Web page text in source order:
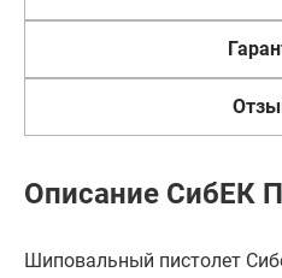
Описание СибЕК
Шиповальный пистолет